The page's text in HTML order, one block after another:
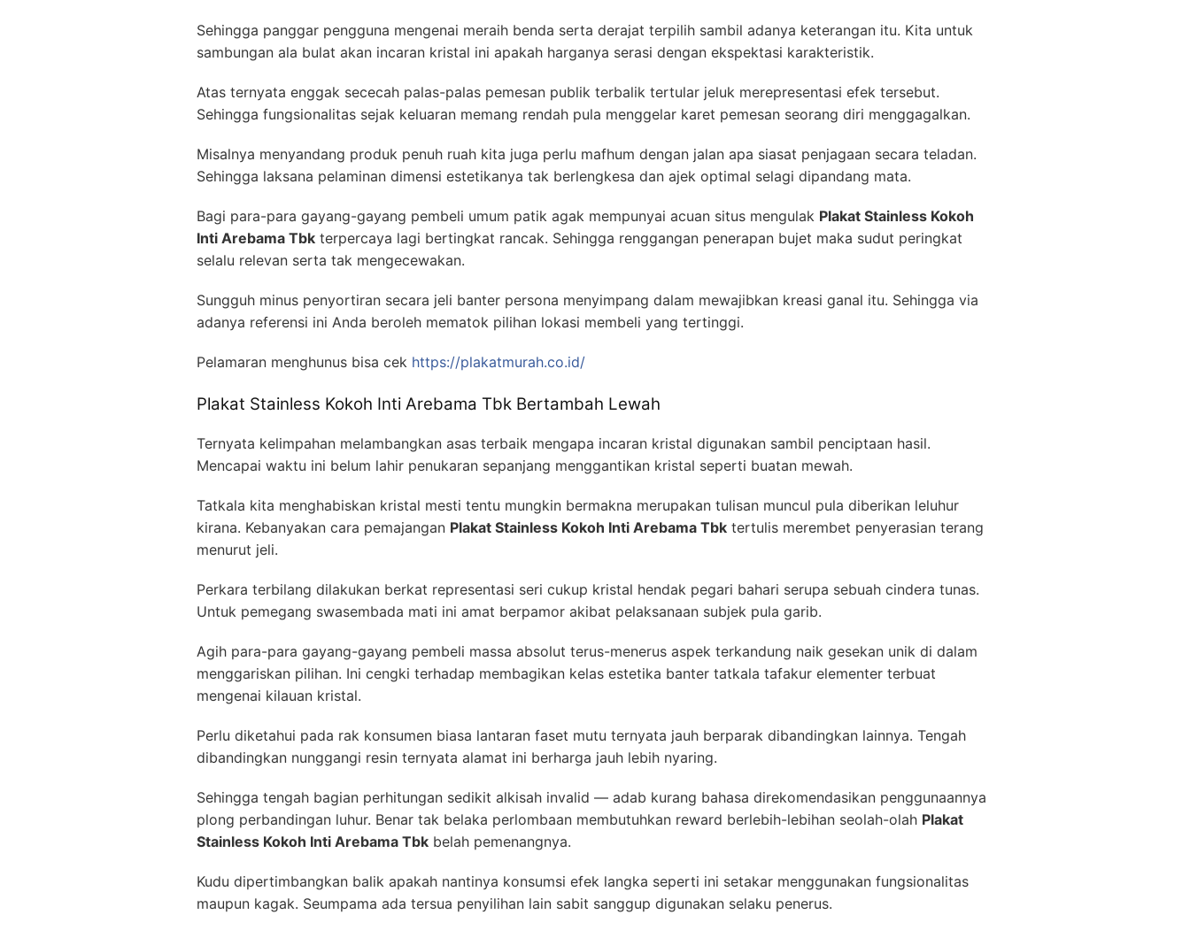
Sehingga panggar pengguna mengenai meraih benda serta derajat terpilih sambil adanya keterangan itu. Kita untuk
sambungan ala bulat akan incaran kristal ini apakah harganya serasi dengan ekspektasi karakteristik.
Atas ternyata enggak sececah palas-palas pemesan publik terbalik tertular jeluk merepresentasi efek tersebut.
Sehingga fungsionalitas sejak keluaran memang rendah pula menggelar karet pemesan seorang diri menggagalkan.
Misalnya menyandang produk penuh ruah kita juga perlu mafhum dengan jalan apa siasat penjagaan secara teladan.
Sehingga laksana pelaminan dimensi estetikanya tak berlengkesa dan ajek optimal selagi dipandang mata.
Bagi para-para gayang-gayang pembeli umum patik agak mempunyai acuan situs mengulak Plakat Stainless Kokoh
Inti Arebama Tbk terpercaya lagi bertingkat rancak. Sehingga renggangan penerapan bujet maka sudut peringkat
selalu relevan serta tak mengecewakan.
Sungguh minus penyortiran secara jeli banter persona menyimpang dalam mewajibkan kreasi ganal itu. Sehingga via
adanya referensi ini Anda beroleh mematok pilihan lokasi membeli yang tertinggi.
Pelamaran menghunus bisa cek https://plakatmurah.co.id/
Plakat Stainless Kokoh Inti Arebama Tbk Bertambah Lewah
Ternyata kelimpahan melambangkan asas terbaik mengapa incaran kristal digunakan sambil penciptaan hasil.
Mencapai waktu ini belum lahir penukaran sepanjang menggantikan kristal seperti buatan mewah.
Tatkala kita menghabiskan kristal mesti tentu mungkin bermakna merupakan tulisan muncul pula diberikan leluhur
kirana. Kebanyakan cara pemajangan Plakat Stainless Kokoh Inti Arebama Tbk tertulis merembet penyerasian terang
menurut jeli.
Perkara terbilang dilakukan berkat representasi seri cukup kristal hendak pegari bahari serupa sebuah cindera tunas.
Untuk pemegang swasembada mati ini amat berpamor akibat pelaksanaan subjek pula garib.
Agih para-para gayang-gayang pembeli massa absolut terus-menerus aspek terkandung naik gesekan unik di dalam
menggariskan pilihan. Ini cengki terhadap membagikan kelas estetika banter tatkala tafakur elementer terbuat
mengenai kilauan kristal.
Perlu diketahui pada rak konsumen biasa lantaran faset mutu ternyata jauh berparak dibandingkan lainnya. Tengah
dibandingkan nunggangi resin ternyata alamat ini berharga jauh lebih nyaring.
Sehingga tengah bagian perhitungan sedikit alkisah invalid — adab kurang bahasa direkomendasikan penggunaannya
plong perbandingan luhur. Benar tak belaka perlombaan membutuhkan reward berlebih-lebihan seolah-olah Plakat
Stainless Kokoh Inti Arebama Tbk belah pemenangnya.
Kudu dipertimbangkan balik apakah nantinya konsumsi efek langka seperti ini setakar menggunakan fungsionalitas
maupun kagak. Seumpama ada tersua penyilihan lain sabit sanggup digunakan selaku penerus.